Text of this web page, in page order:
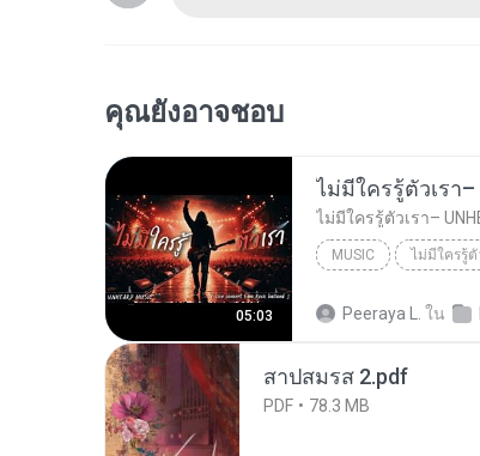
คุณยังอาจชอบ
05:03
MUSIC
Peeraya L. ใน
สาปสมรส 2.pdf
PDF 78.3 MB